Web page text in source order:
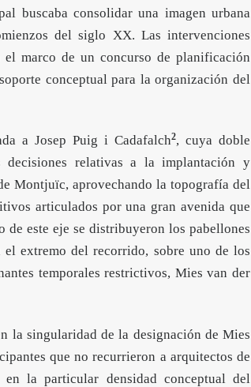
buscaba consolidar una imagen urbana
del siglo XX. Las intervenciones
el marco de un concurso de planificación
conceptual para la organización del
a Josep Puig i Cadafalch2, cuya doble
relativas a la implantación y
Montjuïc, aprovechando la topografía del
articulados por una gran avenida que
de este eje se distribuyeron los pabellones
el extremo del recorrido, sobre uno de los
temporales restrictivos, Mies van der
la singularidad de la designación de Mies
que no recurrieron a arquitectos de
la particular densidad conceptual del